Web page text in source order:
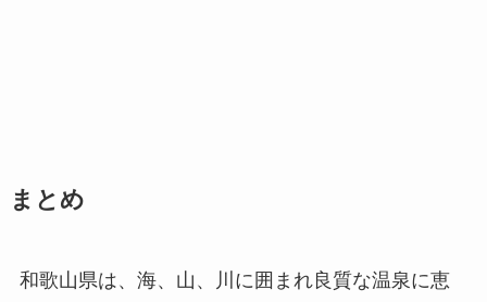
まとめ
和歌山県は、海、山、川に囲まれ良質な温泉に恵